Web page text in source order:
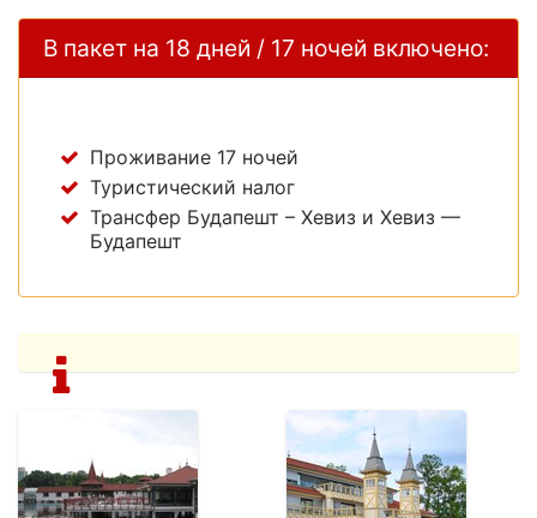
В пакет на 18 дней / 17 ночей включено:
Проживание 17 ночей
Туристический налог
Трансфер Будапешт – Хевиз и Хевиз —
Будапешт